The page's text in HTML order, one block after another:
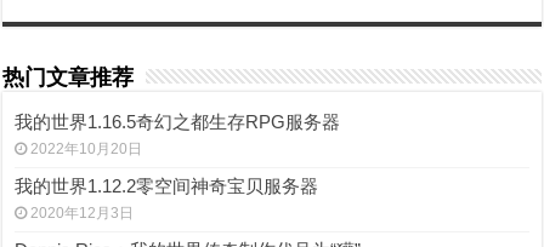
热门文章推荐
我的世界1.16.5奇幻之都生存RPG服务器
2022年10月20日
我的世界1.12.2零空间神奇宝贝服务器
2020年12月3日